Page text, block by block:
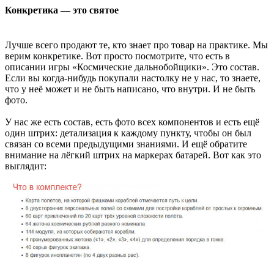
Конкретика — это святое
Лучше всего продают те, кто знает про товар на практике. Мы
верим конкретике. Вот просто посмотрите, что есть в
описании игры «Космические дальнобойщики». Это состав.
Если вы когда-нибудь покупали настолку не у нас, то знаете,
что у неё может и не быть написано, что внутри. И не быть
фото.
У нас же есть состав, есть фото всех компонентов и есть ещё
один штрих: детализация к каждому пункту, чтобы он был
связан со всеми предыдущими знаниями. И ещё обратите
внимание на лёгкий штрих на маркерах батарей. Вот как это
выглядит: